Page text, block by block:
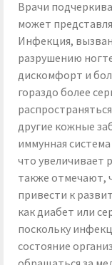
Врачи
может
Инфекция,
разрушению
дискомфорт и
гораздо более
другие кожные
иммунная
что увеличивает
также отмечают,
привести к
как диабет или
поскольку
состояние